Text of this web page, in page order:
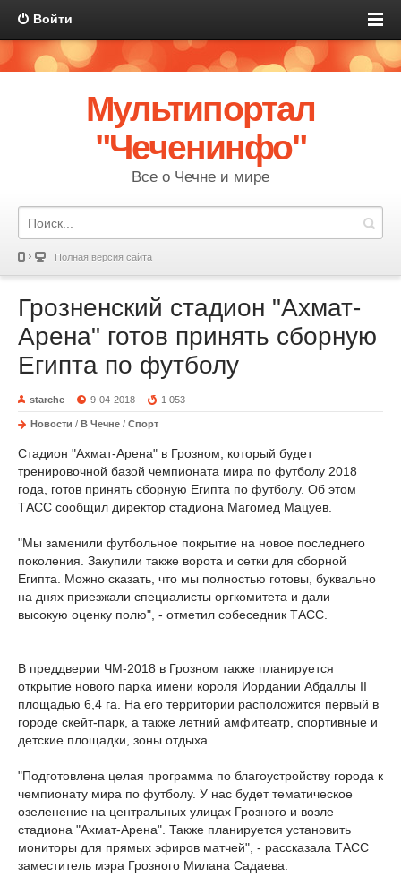
Войти
Мультипортал
"Чеченинфо"
Все о Чечне и мире
Полная версия сайта
Грозненский стадион "Ахмат-
Арена" готов принять сборную
Египта по футболу
starche 9-04-2018 1 053
Новости / В Чечне / Спорт
Стадион "Ахмат-Арена" в Грозном, который будет
тренировочной базой чемпионата мира по футболу 2018
года, готов принять сборную Египта по футболу. Об этом
ТАСС сообщил директор стадиона Магомед Мацуев.
"Мы заменили футбольное покрытие на новое последнего
поколения. Закупили также ворота и сетки для сборной
Египта. Можно сказать, что мы полностью готовы, буквально
на днях приезжали специалисты оргкомитета и дали
высокую оценку полю", - отметил собеседник ТАСС.
В преддверии ЧМ-2018 в Грозном также планируется
открытие нового парка имени короля Иордании Абдаллы II
площадью 6,4 га. На его территории расположится первый в
городе скейт-парк, а также летний амфитеатр, спортивные и
детские площадки, зоны отдыха.
"Подготовлена целая программа по благоустройству города к
чемпионату мира по футболу. У нас будет тематическое
озеленение на центральных улицах Грозного и возле
стадиона "Ахмат-Арена". Также планируется установить
мониторы для прямых эфиров матчей", - рассказала ТАСС
заместитель мэра Грозного Милана Садаева.